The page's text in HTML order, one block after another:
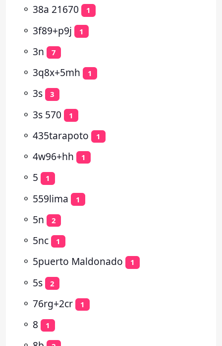
⚬ 38a 21670 1
⚬ 3f89+p9j 1
⚬ 3n 7
⚬ 3q8x+5mh 1
⚬ 3s 3
⚬ 3s 570 1
⚬ 435tarapoto 1
⚬ 4w96+hh 1
⚬ 5 1
⚬ 559lima 1
⚬ 5n 2
⚬ 5nc 1
⚬ 5puerto Maldonado 1
⚬ 5s 2
⚬ 76rg+2cr 1
⚬ 8 1